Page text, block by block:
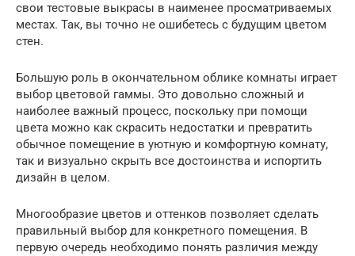
свои тестовые выкрасы в наименее просматриваемых
местах. Так, вы точно не ошибетесь с будущим цветом
стен.
Большую роль в окончательном облике комнаты играет
выбор цветовой гаммы. Это довольно сложный и
наиболее важный процесс, поскольку при помощи
цвета можно как скрасить недостатки и превратить
обычное помещение в уютную и комфортную комнату,
так и визуально скрыть все достоинства и испортить
дизайн в целом.
Многообразие цветов и оттенков позволяет сделать
правильный выбор для конкретного помещения. В
первую очередь необходимо понять различия между